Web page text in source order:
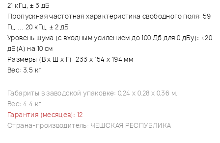
21 кГц, ± 3 дБ
Пропускная частотная характеристика свободного поля: 59
Гц … 20 кГц, ± 2 дБ
Уровень шума (с входным усилением до 100 Дб для 0 дБу): <20
дБ(А) на 10 см
Размеры (В x Ш x Г): 233 x 154 x 194 мм
Вес: 3.5 кг
Габариты в заводской упаковке: 0.24 x 0.28 x 0.36 м.
Вес: 4.4 кг
Гарантия (месяцев): 12
Страна-производитель: ЧЕШСКАЯ РЕСПУБЛИКА